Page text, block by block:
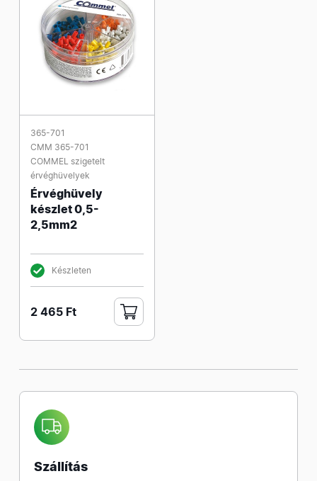
365-701
CMM 365-701
COMMEL szigetelt
érvéghüvelyek
Érvéghüvely
készlet 0,5-
2,5mm2
Készleten
2 465 Ft
Szállítás